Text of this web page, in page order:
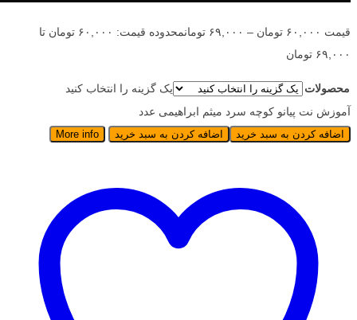
قیمت ۶۰,۰۰۰ تومان – ۶۹,۰۰۰ تومان
محدوده قیمت: ۶۰,۰۰۰ تومان تا
۶۹,۰۰۰ تومان
محصولات
یک گزینه را انتخاب کنید
آموزش نت پیانو کوچه سرد میثم ابراهیمی عدد
اضافه کردن به سبد خرید اضافه کردن به سبد خرید More info